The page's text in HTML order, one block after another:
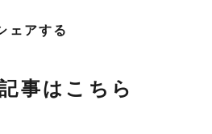
ェアする
事はこちら